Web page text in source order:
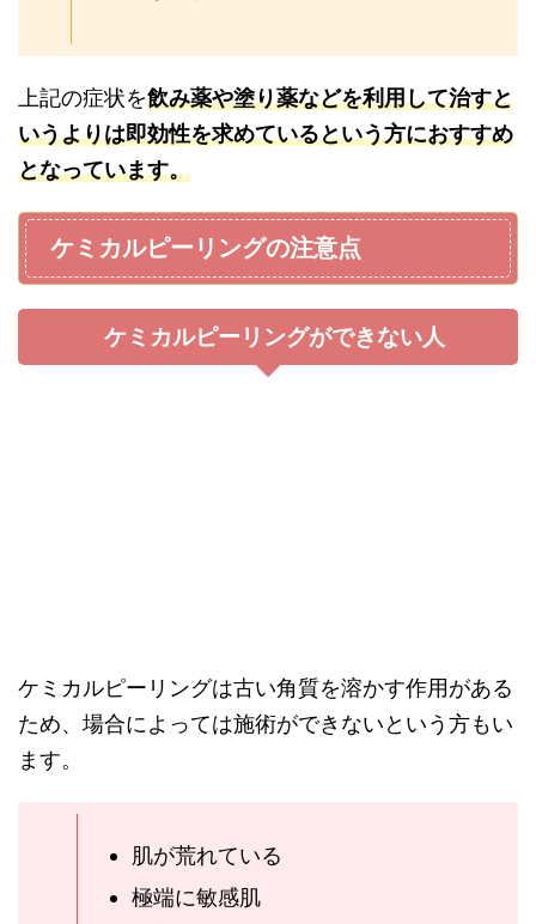
上記の症状を飲み薬や塗り薬などを利用して治すと
いうよりは即効性を求めているという方におすすめ
となっています。
ケミカルピーリングの注意点
ケミカルピーリングができない人
ケミカルピーリングは古い角質を溶かす作用がある
ため、場合によっては施術ができないという方もい
ます。
肌が荒れている
極端に敏感肌